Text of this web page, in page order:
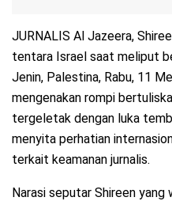
JURNALIS Al Jazeera,
tentara Israel saat meliput
Jenin, Palestina, Rabu, 11
mengenakan rompi
tergeletak dengan luka
menyita perhatian
terkait keamanan jurnalis.
Narasi seputar Shireen